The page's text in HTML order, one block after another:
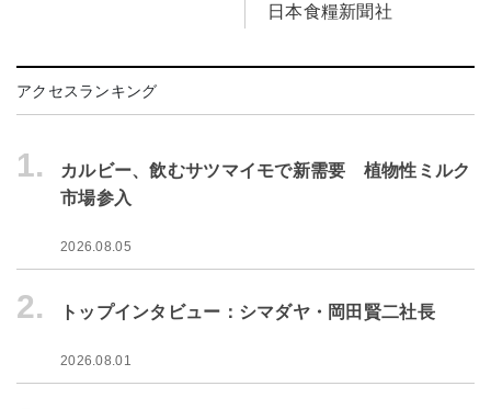
日本食糧新聞社
アクセスランキング
1.
カルビー、飲むサツマイモで新需要 植物性ミルク
市場参入
2026.08.05
2. トップインタビュー：シマダヤ・岡田賢二社長
2026.08.01